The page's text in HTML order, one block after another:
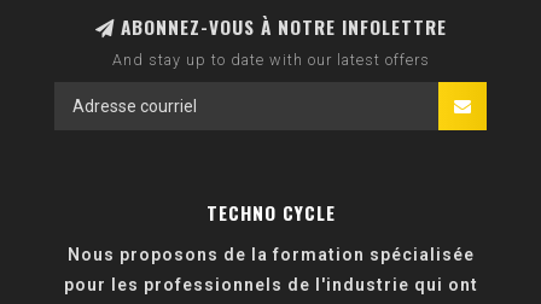
ABONNEZ-VOUS À NOTRE INFOLETTRE
And stay up to date with our latest offers
TECHNO CYCLE
Nous proposons de la formation spécialisée
pour les professionnels de l'industrie qui ont